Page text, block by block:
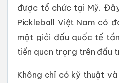
được tổ chức tại Mỹ.
Pickleball Việt Nam có
một giải đấu quốc tế
tiến quan trọng trên đấu
Không chỉ có kỹ thuật và